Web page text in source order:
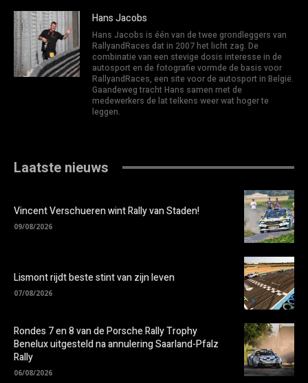
Hans Jacobs
Hans Jacobs is één van de twee grondleggers van
RallyandRaces dat in 2007 het licht zag. De
combinatie van een stevige dosis interesse in de
autosport en de fotografie vormde de basis voor
RallyandRaces, een site voor de autosport in België.
Gaandeweg tracht Hans samen met de
medewerkers de lat telkens weer wat hoger te
leggen.
Laatste nieuws
Vincent Verschueren wint Rally van Staden!
09/08/2026
Lismont rijdt beste stint van zijn leven
07/08/2026
Rondes 7 en 8 van de Porsche Rally Trophy
Benelux uitgesteld na annulering Saarland-Pfalz
Rally
06/08/2026